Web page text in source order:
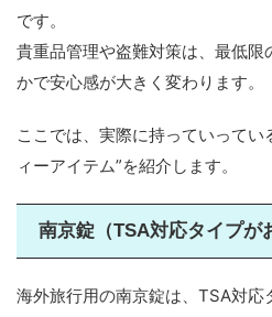
です。
貴重品管理や盗難対策は、最低限
かで安心感が大きく変わります。
ここでは、実際に持っていってい
ィーアイテム”を紹介します。
南京錠（TSA対応タイプが
海外旅行用の南京錠は、TSA対応